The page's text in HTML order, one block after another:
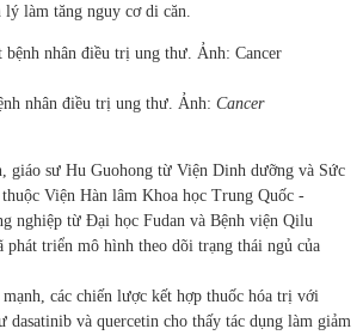
làm tăng nguy cơ di căn.
nhân điều trị ung thư. Ảnh: Cancer
giáo sư Hu Guohong từ Viện Dinh dưỡng và Sức
Viện Hàn lâm Khoa học Trung Quốc -
nghiệp từ Đại học Fudan và Bệnh viện Qilu
triển mô hình theo dõi trạng thái ngủ của
các chiến lược kết hợp thuốc hóa trị với
dasatinib và quercetin cho thấy tác dụng làm giảm